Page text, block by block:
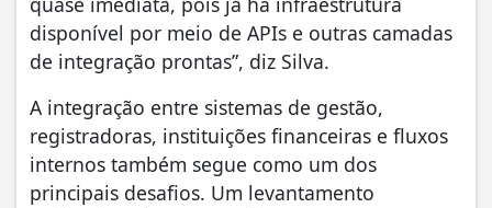
disponível por meio de APIs e outras camadas
de integração prontas”, diz Silva.
A integração entre sistemas de gestão,
registradoras, instituições financeiras e fluxos
internos também segue como um dos
principais desafios. Um levantamento